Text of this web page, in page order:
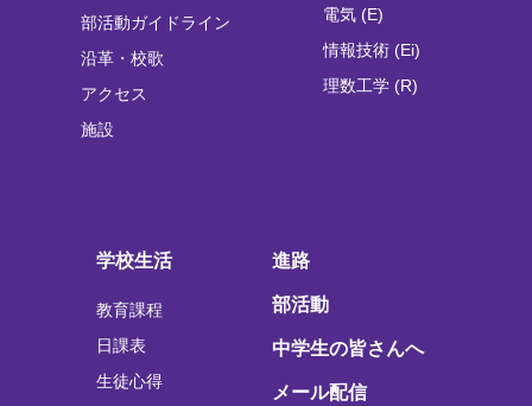
部活動ガイドライン
沿革・校歌
アクセス
施設
電気 (E)
情報技術 (Ei)
理数工学 (R)
学校生活
教育課程
日課表
生徒心得
進路
部活動
中学生の皆さんへ
メール配信